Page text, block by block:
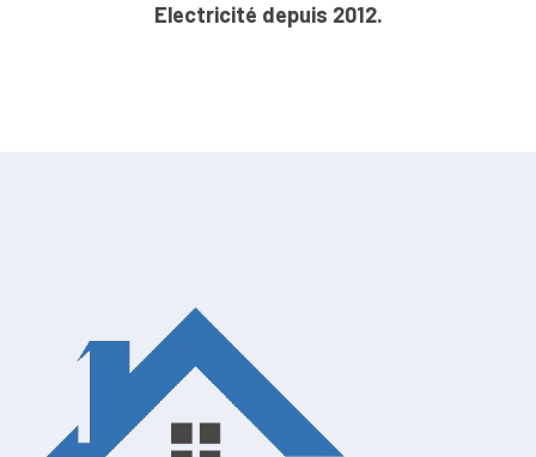
Electricité depuis 2012.